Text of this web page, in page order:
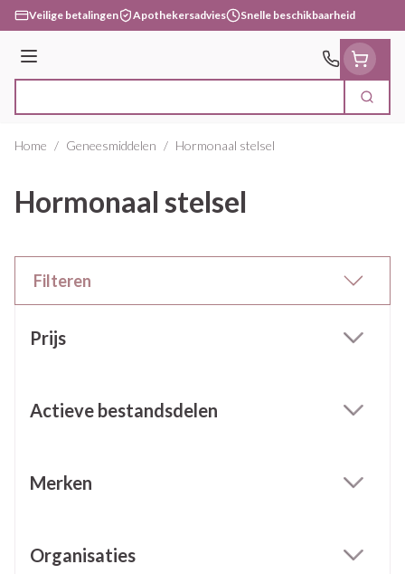
Ga naar de inhoud
Veilige betalingen Apothekersadvies Snelle beschikbaarheid
Menu
Zoek
Home / Geneesmiddelen / Hormonaal stelsel
Hormonaal stelsel
Filteren
Prijs
Actieve bestandsdelen
Merken
Organisaties